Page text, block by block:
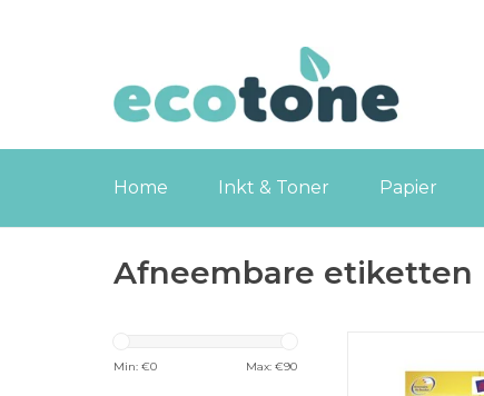
Home Inkt & Toner Papier
Afneembare etiketten
Min: €0 Max: €90
n.geel